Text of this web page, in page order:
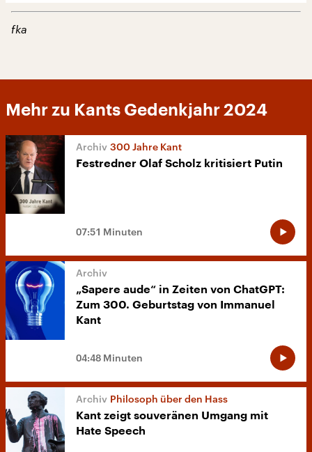
fka
Mehr zu Kants Gedenkjahr 2024
300 Jahre Kant
Festredner Olaf Scholz kritisiert Putin
07:51 Minuten
„Sapere aude“ in Zeiten von ChatGPT:
Zum 300. Geburtstag von Immanuel
Kant
04:48 Minuten
Philosoph über den Hass
Kant zeigt souveränen Umgang mit
Hate Speech